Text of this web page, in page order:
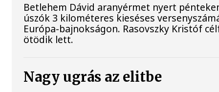
Betlehem Dávid aranyérmet nyert
úszók 3 kilométeres kieséses
Európa-bajnokságon. Rasovszky Kristóf
ötödik lett.
Nagy ugrás az elitbe